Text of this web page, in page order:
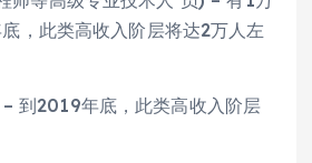
，此类高收入阶层将达2万人左
到2019年底，此类高收入阶层